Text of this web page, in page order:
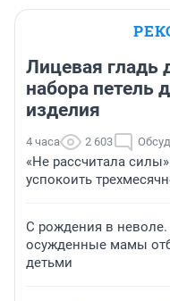
Лицевая гладь
набора петель
изделия
4 часа 2 603
«Не рассчитала
успокоить
С рождения в
осужденные мамы
детьми